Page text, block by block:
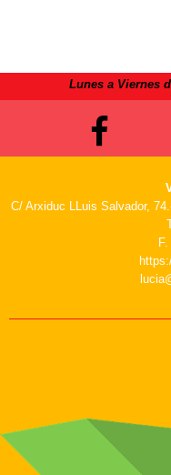
Lunes a Viernes
C/ Arxiduc LLuis Salvador,